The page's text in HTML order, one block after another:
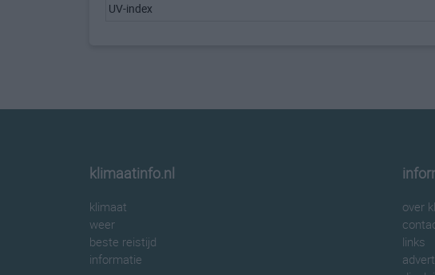
UV-index
klimaatinfo.nl
klimaat
weer
beste reistijd
informatie
over
links